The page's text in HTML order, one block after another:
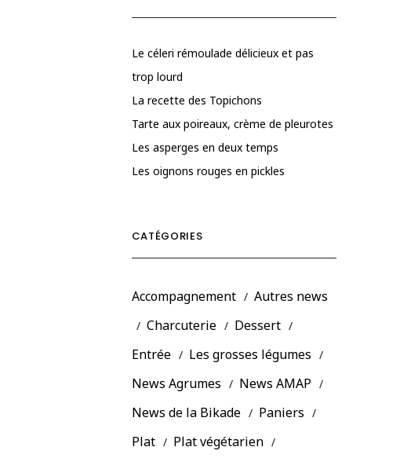
Le céleri rémoulade délicieux et pas
trop lourd
La recette des Topichons
Tarte aux poireaux, crème de pleurotes
Les asperges en deux temps
Les oignons rouges en pickles
CATÉGORIES
Accompagnement
Autres news
Charcuterie
Dessert
Entrée
Les grosses légumes
News Agrumes
News AMAP
News de la Bikade
Paniers
Plat
Plat végétarien